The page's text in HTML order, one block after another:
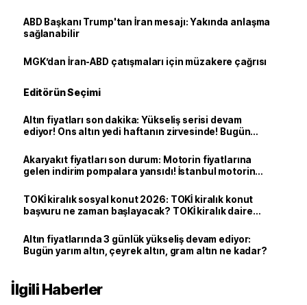
ABD Başkanı Trump'tan İran mesajı: Yakında anlaşma
sağlanabilir
MGK’dan İran-ABD çatışmaları için müzakere çağrısı
Editörün Seçimi
Altın fiyatları son dakika: Yükseliş serisi devam
ediyor! Ons altın yedi haftanın zirvesinde! Bugün
Akaryakıt fiyatları son durum: Motorin fiyatlarına
gelen indirim pompalara yansıdı! İstanbul motorin
TOKİ kiralık sosyal konut 2026: TOKİ kiralık konut
başvuru ne zaman başlayacak? TOKİ kiralık daire
Altın fiyatlarında 3 günlük yükseliş devam ediyor:
Bugün yarım altın, çeyrek altın, gram altın ne kadar?
İlgili Haberler